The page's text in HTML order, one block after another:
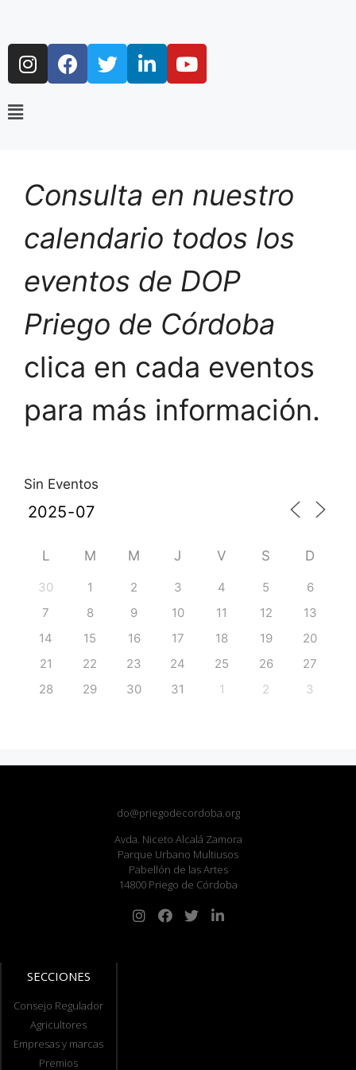
Consulta en nuestro
calendario todos los
eventos de DOP
Priego de Córdoba
clica en cada eventos
para más información.
Sin Eventos
L M M J V S D
30 1 2 3 4 5
6
7
8 9 10 11 12
13
14
15 16 17 18 19
20
21
22 23 24 25 26
27
28
29 30 31 1 2 3
do@priegodecordoba.org
Avda. Niceto Alcalá Zamora
Parque Urbano Multiusos
Pabellón de las Artes
14800 Priego de Córdoba
SECCIONES
Consejo Regulador
Agricultores
Empresas y marcas
Premios